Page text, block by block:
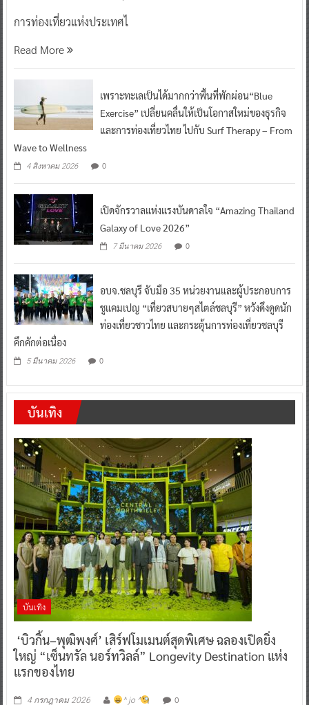
การท่องเที่ยวแห่งประเทศไ
Read More
เพราะทะเลเป็นได้มากกว่าพื้นที่พักผ่อน“Blue
Exercise” เปลี่ยนคลื่นให้เป็นโอกาสใหม่ของธุรกิจ
และการท่องเที่ยวไทย ไปกับ Surf Therapy – From
Wave to Wellness
4 สิงหาคม 2026 0
เปิดจักรวาลแห่งแรงบันดาลใจ “Amazing Thailand
Galaxy of Love 2026”
7 มีนาคม 2026 0
อบจ.ชลบุรี จับมือ 35 หน่วยงานและผู้ประกอบการ
ชูแคมเปญ “เที่ยวสบายๆสไตล์ชลบุรี” หวังดึงดูดนัก
ท่องเที่ยวชาวไทย และกระตุ้นการท่องเที่ยวชลบุรี
คึกคักต่อเนื่อง
5 มีนาคม 2026 0
บันเทิง
บันเทิง
‘บิวกิ้น–พุฒิพงศ์’ เสิร์ฟโมเมนต์สุดพิเศษ ฉลองเปิดยิ่ง
ใหญ่ “เซ็นทรัล นอร์ทวิลล์” Longevity Destination แห่ง
แรกของไทย
4 กรกฎาคม 2026 ^ jo ^ 0